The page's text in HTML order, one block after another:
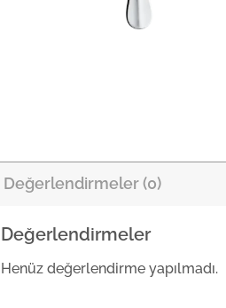
Değerlendirmeler (0)
Değerlendirmeler
Henüz değerlendirme yapılmadı.